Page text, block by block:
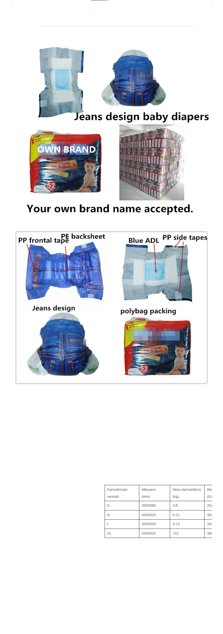
Pannolini per
neonati
Misurare
(mm)
Peso del bambino
(kg)
Peso
(G)
S 390X280 3-8 25±2
m 450X320 5-11 30±2
L 500X320 9-13 34±2
XL 540X320 >12 38±2